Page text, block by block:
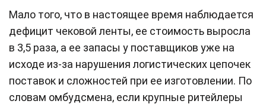
Мало того, что в настоящее время наблюдается
дефицит чековой ленты, ее стоимость выросла
в 3,5 раза, а ее запасы у поставщиков уже на
исходе из-за нарушения логистических цепочек
поставок и сложностей при ее изготовлении. По
словам омбудсмена, если крупные ритейлеры